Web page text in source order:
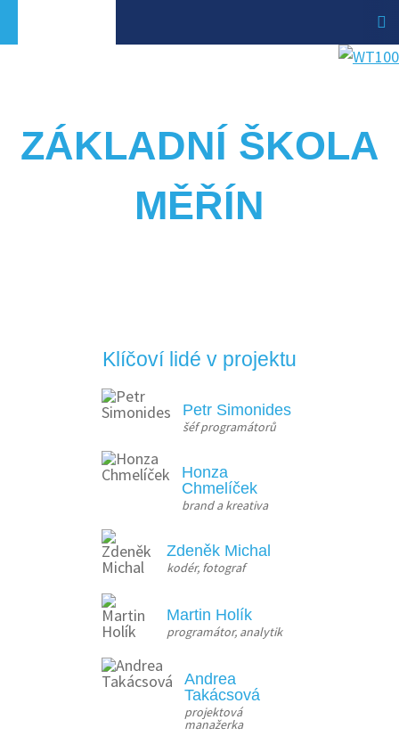
ZÁKLADNÍ ŠKOLA
MĚŘÍN
Klíčoví lidé v projektu
Petr Simonides
šéf programátorů
Honza
Chmelíček
brand a kreativa
Zdeněk Michal
kodér, fotograf
Martin Holík
programátor, analytik
Andrea
Takácsová
projektová
manažerka